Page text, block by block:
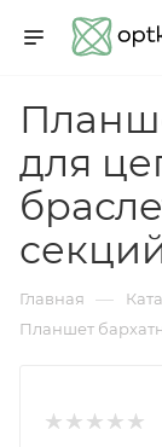
для
Главная —
Планшет